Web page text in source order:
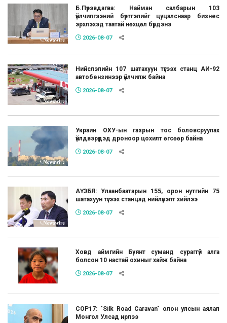
Б.Пүрэвдагва: Найман салбарын 103
үйлчилгээний бүртгэлийг цуцалснаар бизнес
эрхлэхэд таатай нөхцөл бүрдэнэ
2026-08-07
Нийслэлийн 107 шатахуун түгээх станц АИ-92
автобензинээр үйлчилж байна
2026-08-07
Украин ОХУ-ын газрын тос боловсруулах
үйлдвэрүүдэд дроноор цохилт өгсөөр байна
2026-08-07
АҮЭБЯ: Улаанбаатарын 155, орон нутгийн 75
шатахуун түгээх станцад нийлүүлэлт хийлээ
2026-08-07
Ховд аймгийн Буянт суманд сураггүй алга
болсон 10 настай охиныг хайж байна
2026-08-07
COP17: "Silk Road Caravan" олон улсын аялал
Монгол Улсад ирлээ